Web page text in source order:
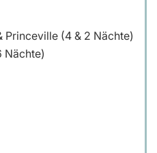
Princeville (4 & 2 Nächte)
Nächte)